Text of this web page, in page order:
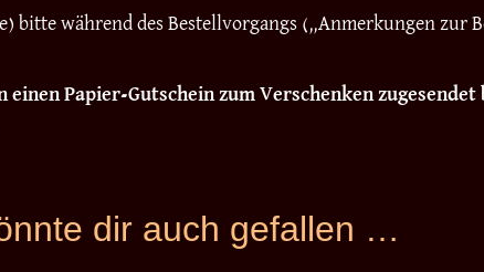
bitte während des Bestellvorgangs („Anmerkungen zur
einen Papier-Gutschein zum Verschenken zugesendet
dir auch gefallen …